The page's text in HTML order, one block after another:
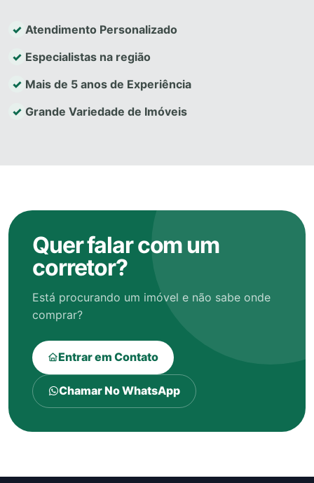
Atendimento Personalizado
Especialistas na região
Mais de 5 anos de Experiência
Grande Variedade de Imóveis
Quer falar com um
corretor?
Está procurando um imóvel e não sabe onde
comprar?
Entrar em Contato
Chamar No WhatsApp